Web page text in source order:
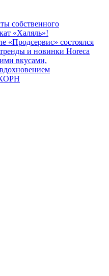
собственного
«Халяль»!
«Продсервис» состоялся
и новинки Horeca
вкусами,